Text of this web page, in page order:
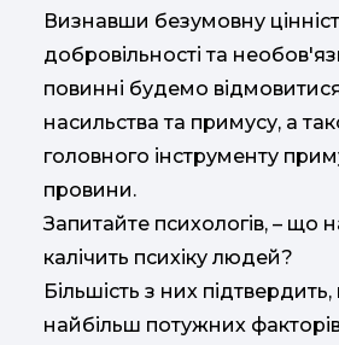
Визнавши безумовну
добровільності та
повинні будемо відмовитися
насильства та примусу, а
головного інструменту
провини.
Запитайте психологів, – що
калічить психіку людей?
Більшість з них
найбільш потужних